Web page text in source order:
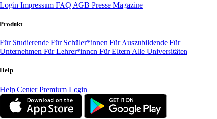
Login Impressum FAQ AGB Presse Magazine
Produkt
Für Studierende Für Schüler*innen Für Auszubildende Für
Unternehmen Für Lehrer*innen Für Eltern Alle Universitäten
Help
Help CenterPremium Login